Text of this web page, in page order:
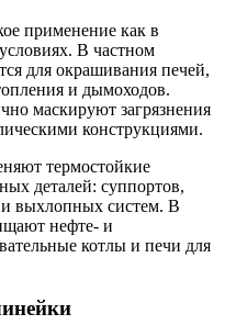
применение как в
В частном
для окрашивания печей,
и дымоходов.
маскируют загрязнения
конструкциями.
термостойкие
деталей: суппортов,
и выхлопных систем. В
нефте- и
котлы и печи для